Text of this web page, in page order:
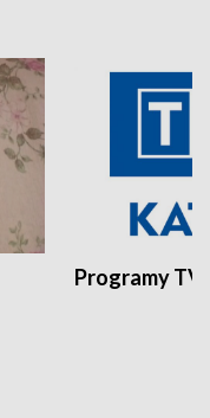
Programy